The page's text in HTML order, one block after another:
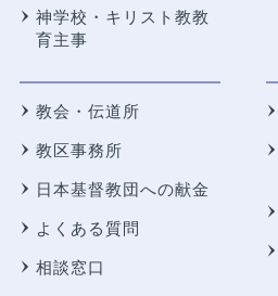
神学校・キリスト教教
育主事
教会・伝道所
教区事務所
日本基督教団への献金
よくある質問
相談窓口